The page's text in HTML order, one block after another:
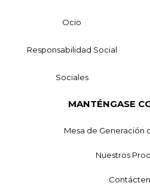
Ocio
Responsabilidad Social
Sociales
MANTÉNGASE
Mesa de Generación
Nuestros